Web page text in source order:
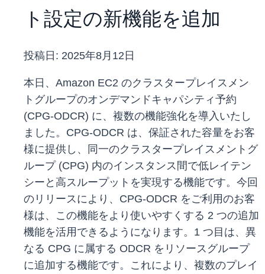
ト設定の新機能を追加
投稿日: 2025年8月12日
本日、Amazon EC2 のクラスタープレイスメン
トグループのオンデマンドキャパシティ予約
(CPG-ODCR) に、複数の機能強化を導入いたし
ました。CPG-ODCR は、保証された容量をお客
様に提供し、同一のクラスタープレイスメントグ
ループ (CPG) 内のインスタンス間で低レイテン
シーと高スループットを実現する機能です。今回
のリリースにより、CPG-ODCR をご利用のお客
様は、この機能をより使いやすくする 2 つの追加
機能を活用できるようになります。1 つ目は、異
なる CPG に属する ODCR をリソースグループ
に追加する機能です。これにより、複数のプレイ